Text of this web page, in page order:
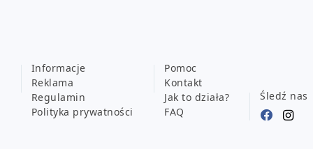
Informacje
Reklama
Regulamin
Polityka prywatności
Pomoc
Kontakt
Jak to działa?
FAQ
Śledź nas